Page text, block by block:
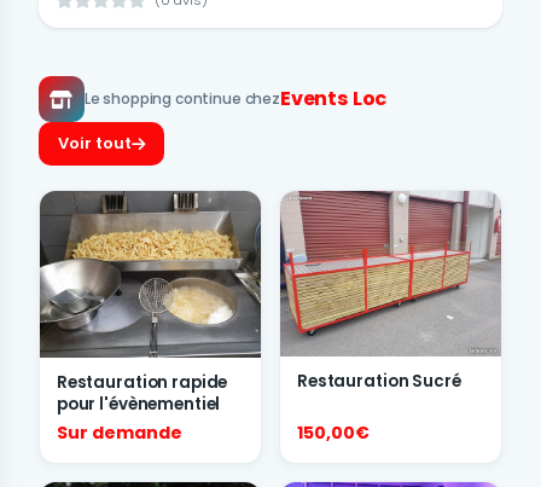
Le shopping continue chezEvents Loc
Voir tout
Restauration rapide
pour l'évènementiel
Sur demande
Restauration Sucré
150,00€